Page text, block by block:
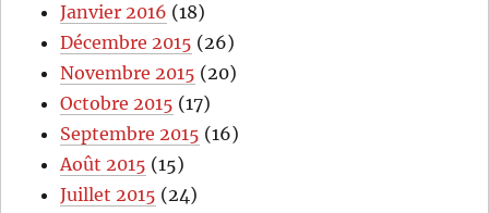
Janvier 2016 (18)
Décembre 2015 (26)
Novembre 2015 (20)
Octobre 2015 (17)
Septembre 2015 (16)
Août 2015 (15)
Juillet 2015 (24)